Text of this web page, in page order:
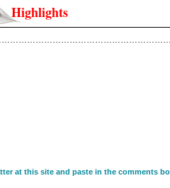
నిన్ను లాగుతున్నదా
ఉండవే గడియైనా
ప్రశ్నలే తరిమేనా
దాహమై రగలాలా
Highlights
at this site and paste in the comments